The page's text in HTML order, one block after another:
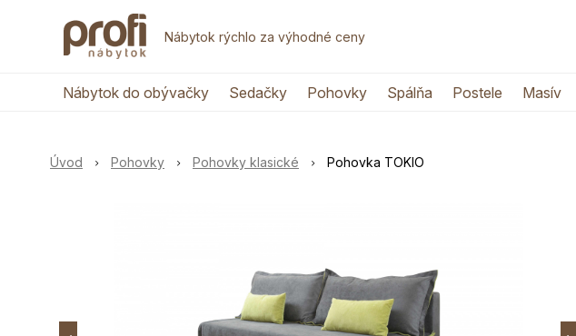
Nábytok rýchlo za výhodné ceny
Nábytok do obývačky Sedačky Pohovky Spálňa Postele Masív
Úvod Pohovky Pohovky klasické Pohovka TOKIO